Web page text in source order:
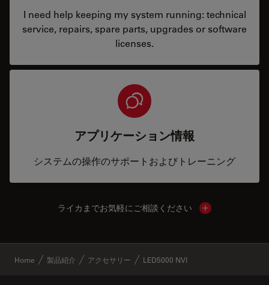
I need help keeping my system running: technical
service, repairs, spare parts, upgrades or software
licenses.
アプリケーション情報
システムの操作のサポートおよびトレーニング
ライカまでお気軽にご相談ください Show local
Home 製品紹介 アクセサリー LED5000 NVI